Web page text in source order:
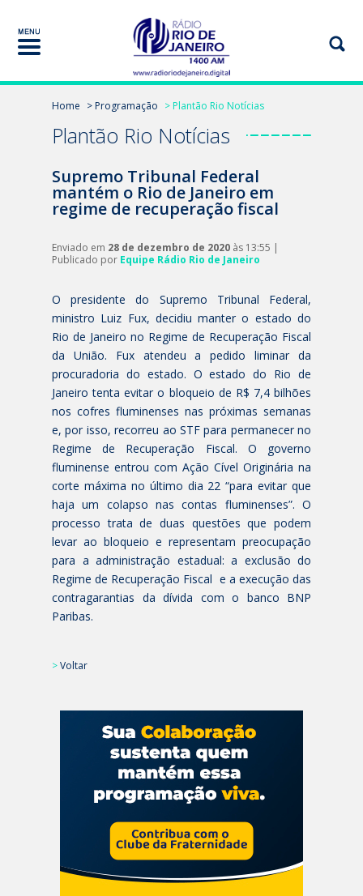
Home > Programação > Plantão Rio Notícias
Plantão Rio Notícias
Supremo Tribunal Federal
mantém o Rio de Janeiro em
regime de recuperação fiscal
Enviado em 28 de dezembro de 2020 às 13:55 |
Publicado por Equipe Rádio Rio de Janeiro
O presidente do Supremo Tribunal Federal,
ministro Luiz Fux, decidiu manter o estado do
Rio de Janeiro no Regime de Recuperação Fiscal
da União. Fux atendeu a pedido liminar da
procuradoria do estado. O estado do Rio de
Janeiro tenta evitar o bloqueio de R$ 7,4 bilhões
nos cofres fluminenses nas próximas semanas
e, por isso, recorreu ao STF para permanecer no
Regime de Recuperação Fiscal. O governo
fluminense entrou com Ação Cível Originária na
corte máxima no último dia 22 “para evitar que
haja um colapso nas contas fluminenses”. O
processo trata de duas questões que podem
levar ao bloqueio e representam preocupação
para a administração estadual: a exclusão do
Regime de Recuperação Fiscal e a execução das
contragarantias da dívida com o banco BNP
Paribas.
>Voltar